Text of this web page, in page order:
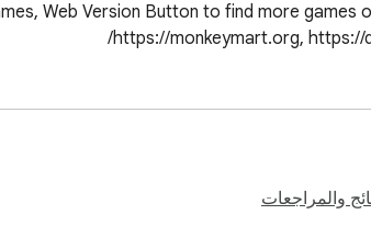
Web Version Button to find more
https://monkeymart.org, https://
والمراجعات